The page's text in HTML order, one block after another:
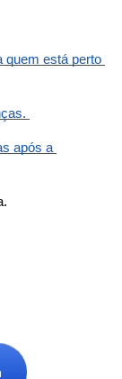
quem está perto
após a